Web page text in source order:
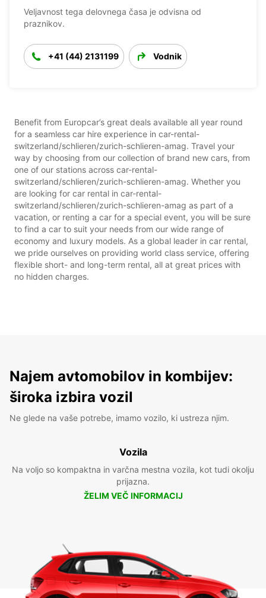
Veljavnost tega delovnega časa je odvisna od
praznikov.
+41 (44) 2131199 Vodnik
Benefit from Europcar’s great deals available all year round
for a seamless car hire experience in car-rental-
switzerland/schlieren/zurich-schlieren-amag. Travel your
way by choosing from our collection of brand new cars, from
one of our stations across car-rental-
switzerland/schlieren/zurich-schlieren-amag. Whether you
are looking for car rental in car-rental-
switzerland/schlieren/zurich-schlieren-amag as part of a
vacation, or renting a car for a special event, you will be sure
to find a car to suit your needs from our wide range of
economy and luxury models. As a global leader in car rental,
we pride ourselves on providing world class service, offering
flexible short- and long-term rental, all at great prices with
no hidden charges.
Najem avtomobilov in kombijev:
široka izbira vozil
Ne glede na vaše potrebe, imamo vozilo, ki ustreza njim.
Vozila
Na voljo so kompaktna in varčna mestna vozila, kot tudi okolju
prijazna.
ŽELIM VEČ INFORMACIJ